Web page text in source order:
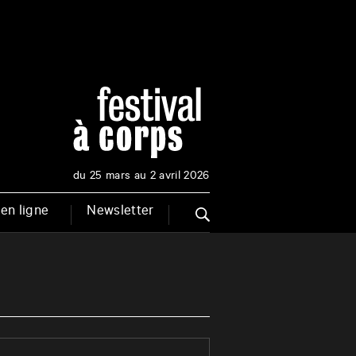
du 25 mars au 2 avril 2026
ligne Newsletter